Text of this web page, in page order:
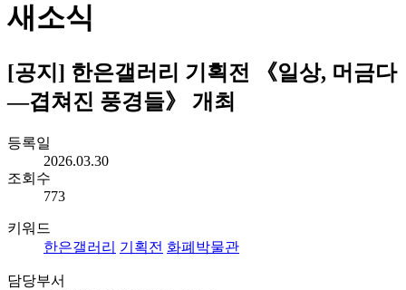
새소식
[공지] 한은갤러리 기획전 《일상, 머금다
―겹쳐진 풍경들》 개최
등록일
2026.03.30
조회수
773
키워드
한은갤러리 기획전 화폐박물관
담당부서